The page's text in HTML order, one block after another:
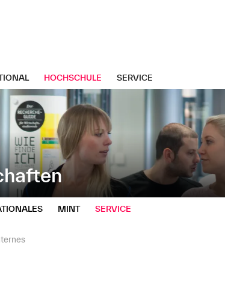
HOCHSCHULE SERVICE
MINT SERVICE